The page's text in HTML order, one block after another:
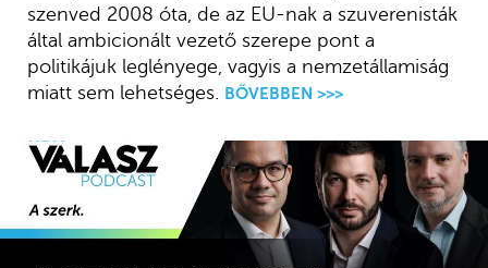
szenved 2008 óta, de az EU-nak a szuverenisták
által ambicionált vezető szerepe pont a
politikájuk leglényege, vagyis a nemzetállamiság
miatt sem lehetséges.
BŐVEBBEN >>>